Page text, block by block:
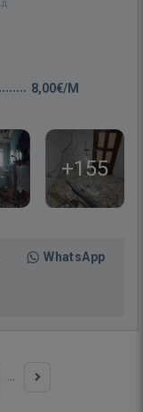
8,00€/M
+155
WhatsApp
...